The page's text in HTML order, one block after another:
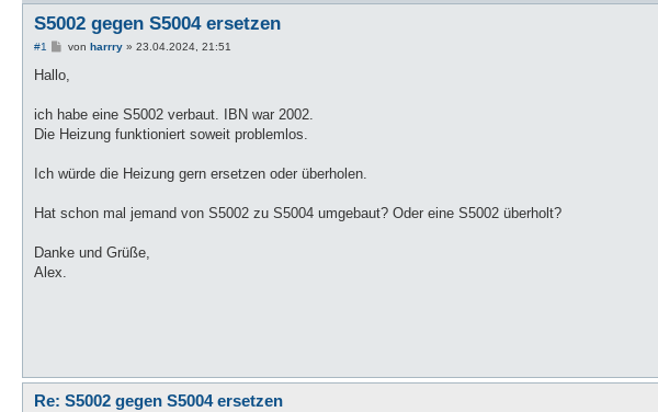
S5002 gegen S5004 ersetzen
#1
B
i
a
von harrry» 23.04.2024, 21:51
Hallo,
ich habe eine S5002 verbaut. IBN war 2002.
Die Heizung funktioniert soweit problemlos.
Ich würde die Heizung gern ersetzen oder überholen.
Hat schon mal jemand von S5002 zu S5004 umgebaut? Oder eine S5002 überholt?
Danke und Grüße,
Alex.
Re: S5002 gegen S5004 ersetzen